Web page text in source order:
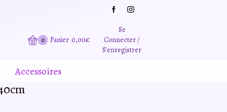
0 Panier 0,00€
Se
Connecter /
S'enregistrer
Accessoires